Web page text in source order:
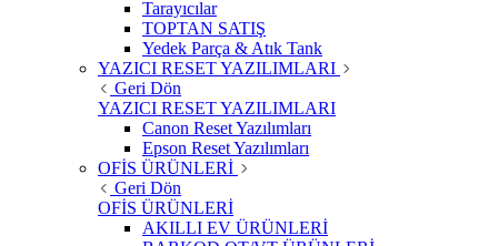
Tarayıcılar
TOPTAN SATIŞ
Yedek Parça & Atık Tank
YAZICI RESET YAZILIMLARI
Geri Dön
YAZICI RESET YAZILIMLARI
Canon Reset Yazılımları
Epson Reset Yazılımları
OFİS ÜRÜNLERİ
Geri Dön
OFİS ÜRÜNLERİ
AKILLI EV ÜRÜNLERİ